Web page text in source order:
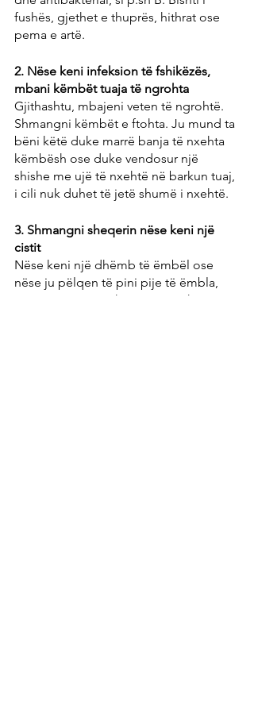
fushës, gjethet e thuprës, hithrat ose
pema e artë.
2. Nëse keni infeksion të fshikëzës,
mbani këmbët tuaja të ngrohta
Gjithashtu, mbajeni veten të ngrohtë.
Shmangni këmbët e ftohta. Ju mund ta
bëni këtë duke marrë banja të nxehta
këmbësh ose duke vendosur një
shishe me ujë të nxehtë në barkun tuaj,
i cili nuk duhet të jetë shumë i nxehtë.
3. Shmangni sheqerin nëse keni një
cistit
Nëse keni një dhëmb të ëmbël ose
nëse ju pëlqen të pini pije të ëmbla,
përpiquni të mos konsumoni sheqer